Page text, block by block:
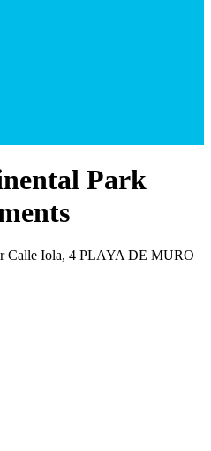
Park
Calle Iola, 4 PLAYA DE MURO